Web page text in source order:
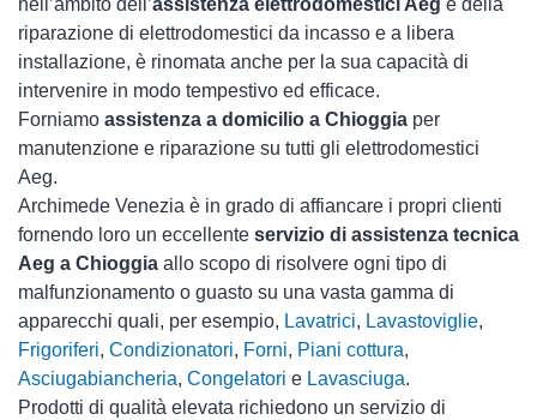
nell’ambito dell’assistenza elettrodomestici Aeg e della
riparazione di elettrodomestici da incasso e a libera
installazione, è rinomata anche per la sua capacità di
intervenire in modo tempestivo ed efficace.
Forniamo assistenza a domicilio a Chioggia per
manutenzione e riparazione su tutti gli elettrodomestici
Aeg.
Archimede Venezia è in grado di affiancare i propri clienti
fornendo loro un eccellente servizio di assistenza tecnica
Aeg a Chioggia allo scopo di risolvere ogni tipo di
malfunzionamento o guasto su una vasta gamma di
apparecchi quali, per esempio, Lavatrici, Lavastoviglie,
Frigoriferi, Condizionatori, Forni, Piani cottura,
Asciugabiancheria, Congelatori e Lavasciuga.
Prodotti di qualità elevata richiedono un servizio di